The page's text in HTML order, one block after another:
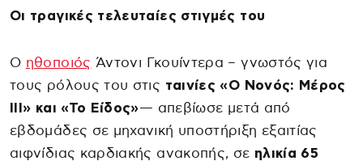
Οι τραγικές τελευταίες στιγμές του
Ο ηθοποιός Άντονι Γκουίντερα – γνωστός για
τους ρόλους του στις ταινίες «Ο Νονός: Μέρος
III» και «Το Είδος»— απεβίωσε μετά από
εβδομάδες σε μηχανική υποστήριξη εξαιτίας
αιφνίδιας καρδιακής ανακοπής, σε ηλικία 65